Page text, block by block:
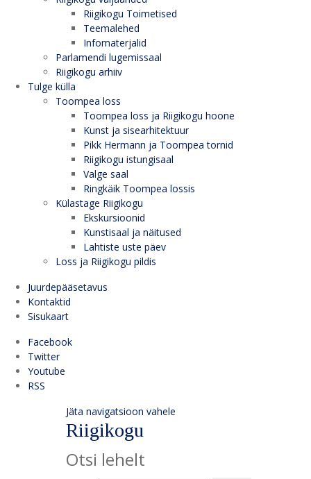
Riigikogu Toimetised
Teemalehed
Infomaterjalid
Parlamendi lugemissaal
Riigikogu arhiiv
Tulge külla
Toompea loss
Toompea loss ja Riigikogu hoone
Kunst ja sisearhitektuur
Pikk Hermann ja Toompea tornid
Riigikogu istungisaal
Valge saal
Ringkäik Toompea lossis
Külastage Riigikogu
Ekskursioonid
Kunstisaal ja näitused
Lahtiste uste päev
Loss ja Riigikogu pildis
Juurdepääsetavus
Kontaktid
Sisukaart
Facebook
Twitter
Youtube
RSS
Jäta navigatsioon vahele
Riigikogu
Otsi lehelt